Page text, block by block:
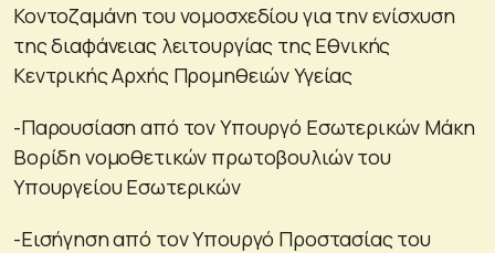
Κοντοζαμάνη του νομοσχεδίου για την ενίσχυση
της διαφάνειας λειτουργίας της Εθνικής
Κεντρικής Αρχής Προμηθειών Υγείας
-Παρουσίαση από τον Υπουργό Εσωτερικών Μάκη
Βορίδη νομοθετικών πρωτοβουλιών του
Υπουργείου Εσωτερικών
-Εισήγηση από τον Υπουργό Προστασίας του